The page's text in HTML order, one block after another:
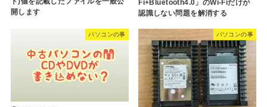
開します
Fi+Bluetooth4.0」のWi-Fiだけが
認識しない問題を解消する
パソコンの事 パソコンの事